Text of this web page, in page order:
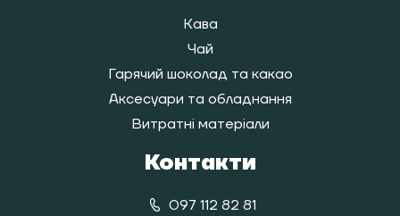
Кава
Чай
Гарячий шоколад та какао
Аксесуари та обладнання
Витратні матеріали
Контакти
097 112 82 81